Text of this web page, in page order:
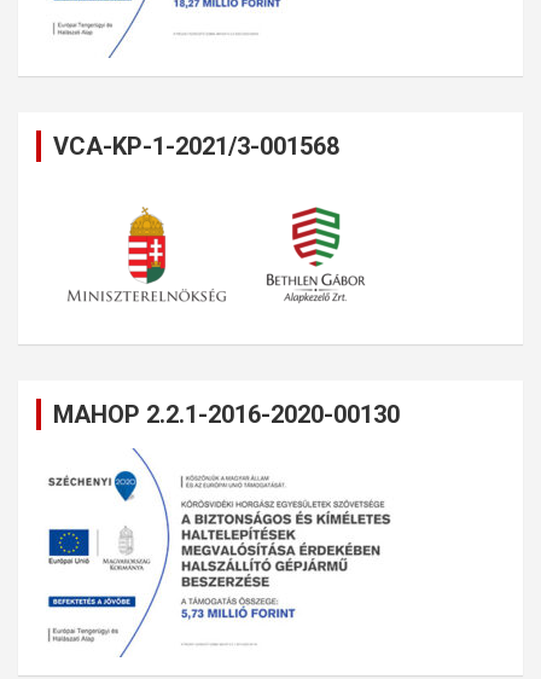
VCA-KP-1-2021/3-001568
MAHOP 2.2.1-2016-2020-00130